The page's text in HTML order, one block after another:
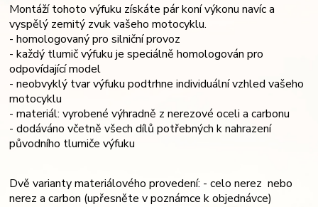
Montáží tohoto výfuku získáte pár koní výkonu navíc a
vyspělý zemitý zvuk vašeho motocyklu.
- homologovaný pro silniční provoz
- každý tlumič výfuku je speciálně homologován pro
odpovídající model
- neobvyklý tvar výfuku podtrhne individuální vzhled vašeho
motocyklu
- materiál: vyrobené výhradně z nerezové oceli a carbonu
- dodáváno včetně všech dílů potřebných k nahrazení
původního tlumiče výfuku
Dvě varianty materiálového provedení: - celo nerez nebo
nerez a carbon (upřesněte v poznámce k objednávce)